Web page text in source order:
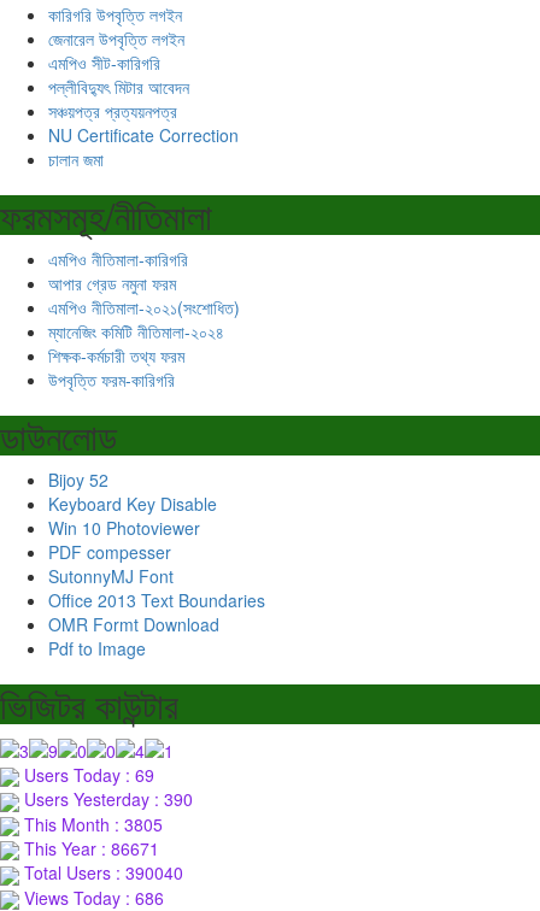
কারিগরি উপবৃত্তি লগইন
জেনারেল উপবৃত্তি লগইন
এমপিও সীট-কারিগরি
পল্লীবিদ্যুৎ মিটার আবেদন
সঞ্চয়পত্র প্রত্যয়নপত্র
NU Certificate Correction
চালান জমা
ফরমসমূহ/নীতিমালা
এমপিও নীতিমালা-কারিগরি
আপার গ্রেড নমুনা ফরম
এমপিও নীতিমালা-২০২১(সংশোধিত)
ম্যানেজিং কমিটি নীতিমালা-২০২৪
শিক্ষক-কর্মচারী তথ্য ফরম
উপবৃত্তি ফরম-কারিগরি
ডাউনলোড
Bijoy 52
Keyboard Key Disable
Win 10 Photoviewer
PDF compesser
SutonnyMJ Font
Office 2013 Text Boundaries
OMR Formt Download
Pdf to Image
ভিজিটর কাউন্টার
Users Today : 69
Users Yesterday : 390
This Month : 3805
This Year : 86671
Total Users : 390040
Views Today : 686